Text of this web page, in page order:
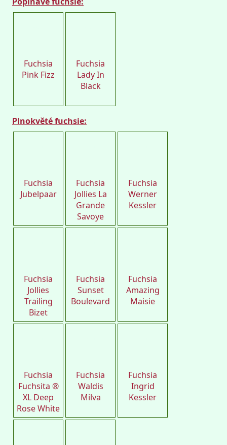
Fuchsia
Pink Fizz
Fuchsia
Lady In
Black
Plnokvěté fuchsie:
Fuchsia
Jubelpaar
Fuchsia
Jollies La
Grande
Savoye
Fuchsia
Werner
Kessler
Fuchsia
Jollies
Trailing
Bizet
Fuchsia
Sunset
Boulevard
Fuchsia
Amazing
Maisie
Fuchsia
Fuchsita ®
XL Deep
Rose White
Fuchsia
Waldis
Milva
Fuchsia
Ingrid
Kessler